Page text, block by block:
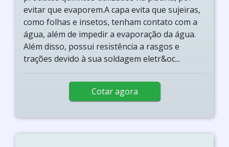
evitar que evaporem.A capa evita que sujeiras,
como folhas e insetos, tenham contato com a
água, além de impedir a evaporação da água.
Além disso, possui resistência a rasgos e
trações devido à sua soldagem eletr&oc...
Cotar agora